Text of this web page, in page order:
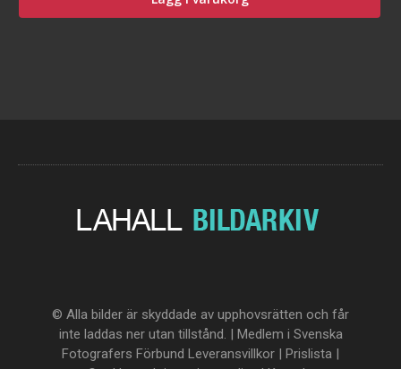
© Alla bilder är skyddade av upphovsrätten och får
inte laddas ner utan tillstånd. | Medlem i Svenska
Fotografers Förbund Leveransvillkor | Prislista |